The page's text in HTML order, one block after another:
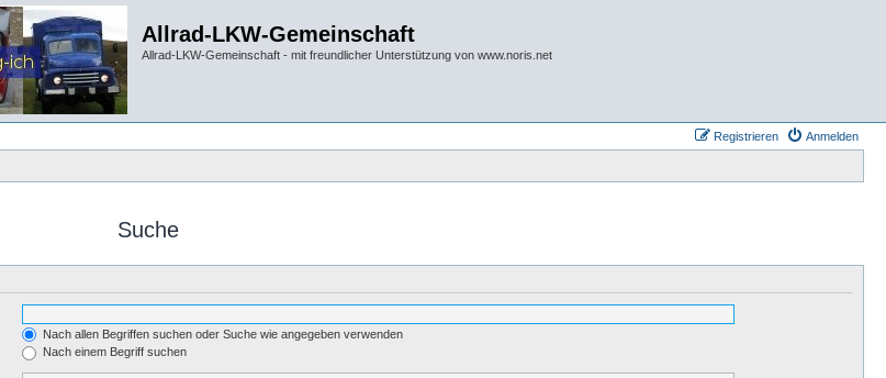
Allrad-LKW-Gemeinschaft
Allrad-LKW-Gemeinschaft - mit freundlicher Unterstützung von www.noris.net
Anmelden
Registrieren
Suche
Nach allen Begriffen suchen oder Suche wie angegeben verwenden
Nach einem Begriff suchen